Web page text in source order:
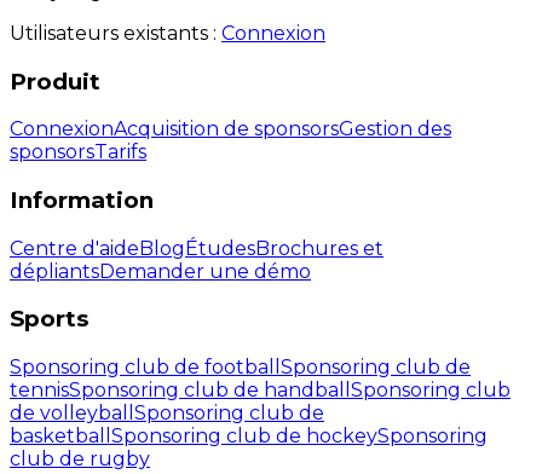
Utilisateurs existants : Connexion
Produit
ConnexionAcquisition de sponsorsGestion des
sponsorsTarifs
Information
Centre d'aideBlogÉtudesBrochures et
dépliantsDemander une démo
Sports
Sponsoring club de football Sponsoring club de
tennisSponsoring club de handball Sponsoring club
de volleyball Sponsoring club de
basketball Sponsoring club de hockeySponsoring
club de rugby